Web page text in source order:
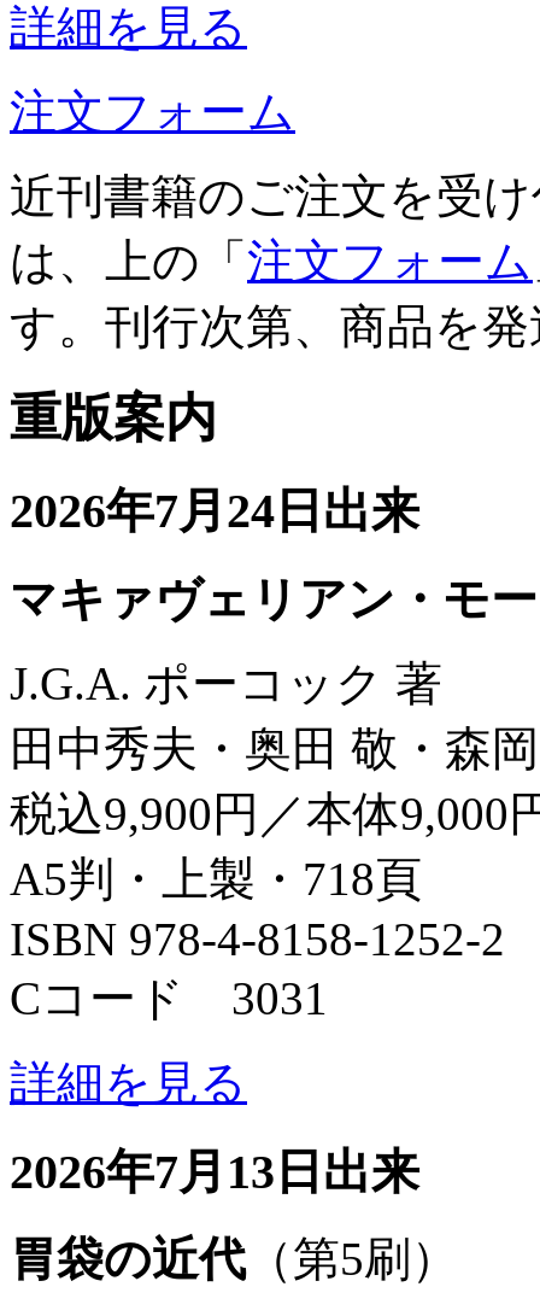
詳細を見る
注文フォーム
近刊書籍のご注文を受
は、上の「 注文フォーム
す。刊行次第、商品を
重版案内
2026年7月24日出来
マキァヴェリアン・モ
J.G.A. ポーコック 著
田中秀夫・奥田 敬・森
税込9,900円／本体9,000
A5判・上製・718頁
ISBN 978-4-8158-1252-2
Cコード 3031
詳細を見る
2026年7月13日出来
胃袋の近代（第5刷）